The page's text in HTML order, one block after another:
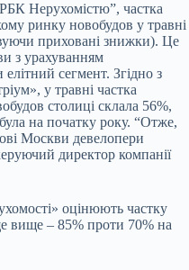
Нерухомістю”, частка
ринку новобудов у травні
приховані знижки). Це
з урахуванням
сегмент. Згідно з
у травні частка
столиці склала 56%,
на початку року. “Отже,
Москви девелопери
директор компанії
оцінюють частку
вище – 85% проти 70% на